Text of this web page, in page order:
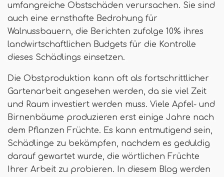
umfangreiche Obstschäden verursachen. Sie sind
auch eine ernsthafte Bedrohung für
Walnussbauern, die Berichten zufolge 10% ihres
landwirtschaftlichen Budgets für die Kontrolle
dieses Schädlings einsetzen.
Die Obstproduktion kann oft als fortschrittlicher
Gartenarbeit angesehen werden, da sie viel Zeit
und Raum investiert werden muss. Viele Apfel- und
Birnenbäume produzieren erst einige Jahre nach
dem Pflanzen Früchte. Es kann entmutigend sein,
Schädlinge zu bekämpfen, nachdem es geduldig
darauf gewartet wurde, die wörtlichen Früchte
Ihrer Arbeit zu probieren. In diesem Blog werden